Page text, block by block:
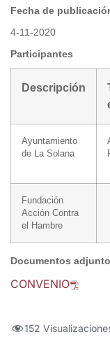
Fecha de
4-11-2020
Participantes
Descripción
Ayuntamiento
de La Solana
Fundación
Acción Contra
el Hambre
Documentos
CONVENIO
152